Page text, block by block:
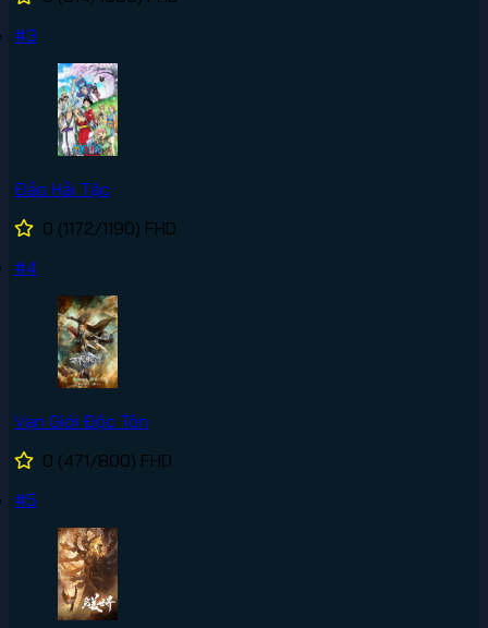
#3
Đảo Hải Tặc
0 (1172/1190) FHD
#4
Vạn Giới Độc Tôn
0 (471/800) FHD
#5